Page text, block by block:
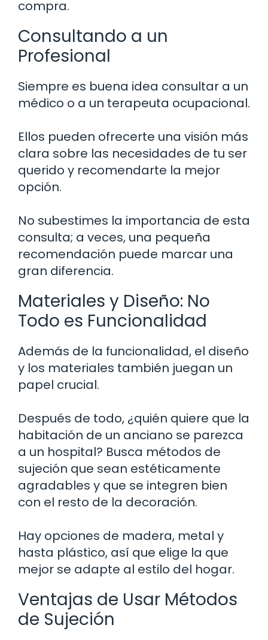
compra.
Consultando a un
Profesional
Siempre es buena idea consultar a un
médico o a un terapeuta ocupacional.
Ellos pueden ofrecerte una visión más
clara sobre las necesidades de tu ser
querido y recomendarte la mejor
opción.
No subestimes la importancia de esta
consulta; a veces, una pequeña
recomendación puede marcar una
gran diferencia.
Materiales y Diseño: No
Todo es Funcionalidad
Además de la funcionalidad, el diseño
y los materiales también juegan un
papel crucial.
Después de todo, ¿quién quiere que la
habitación de un anciano se parezca
a un hospital? Busca métodos de
sujeción que sean estéticamente
agradables y que se integren bien
con el resto de la decoración.
Hay opciones de madera, metal y
hasta plástico, así que elige la que
mejor se adapte al estilo del hogar.
Ventajas de Usar Métodos
de Sujeción